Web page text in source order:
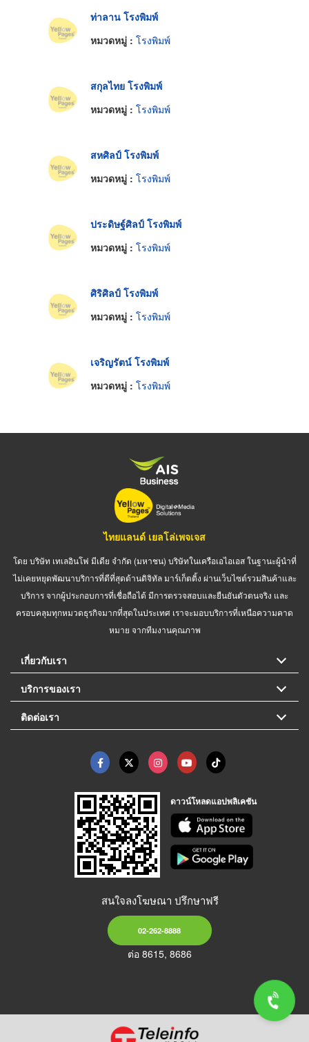
ท่าลาน โรงพิมพ์
หมวดหมู่ : โรงพิมพ์
สกุลไทย โรงพิมพ์
หมวดหมู่ : โรงพิมพ์
สหศิลป์ โรงพิมพ์
หมวดหมู่ : โรงพิมพ์
ประดิษฐ์ศิลป์ โรงพิมพ์
หมวดหมู่ : โรงพิมพ์
ศิริศิลป์ โรงพิมพ์
หมวดหมู่ : โรงพิมพ์
เจริญรัตน์ โรงพิมพ์
หมวดหมู่ : โรงพิมพ์
ไทยแลนด์ เยลโล่เพจเจส
โดย บริษัท เทเลอินโฟ มีเดีย จำกัด (มหาชน) บริษัทในเครือเอไอเอส ในฐานะผู้นำที่
ไม่เคยหยุดพัฒนาบริการที่ดีที่สุดด้านดิจิทัล มาร์เก็ตติ้ง ผ่านเว็บไซต์รวมสินค้าและ
บริการ จากผู้ประกอบการที่เชื่อถือได้ มีการตรวจสอบและยืนยันตัวตนจริง และ
ครอบคลุมทุกหมวดธุรกิจมากที่สุดในประเทศ เราจะมอบบริการที่เหนือความคาด
หมาย จากทีมงานคุณภาพ
เกี่ยวกับเรา
บริการของเรา
ติดต่อเรา
ดาวน์โหลดแอปพลิเคชัน
สนใจลงโฆษณา ปรึกษาฟรี
02-262-8888
ต่อ 8615, 8686